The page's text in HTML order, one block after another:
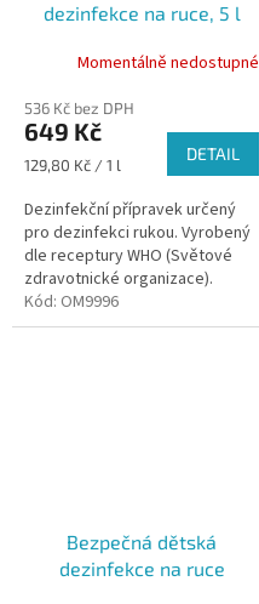
dezinfekce na ruce, 5 l
Momentálně nedostupné
536 Kč bez DPH
649 Kč
Měrná
129,80 Kč / 1 l
DETAIL
Dezinfekční přípravek určený
pro dezinfekci rukou. Vyrobený
dle receptury WHO (Světové
zdravotnické organizace).
Kód: OM9996
Bezpečná dětská
dezinfekce na ruce